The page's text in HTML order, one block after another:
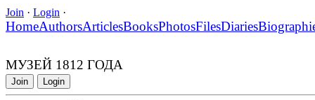
Join · Login ·
HomeAuthorsArticlesBooksPhotosFilesDiaries
МУЗЕЙ 1812 ГОДА
Join Login